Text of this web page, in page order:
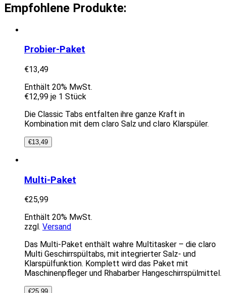
Empfohlene Produkte:
Probier-Paket
€13,49
Enthält 20% MwSt.
€12,99 je 1 Stück
Die Classic Tabs entfalten ihre ganze Kraft in
Kombination mit dem claro Salz und claro Klarspüler.
€13,49
Multi-Paket
€25,99
Enthält 20% MwSt.
zzgl. Versand
Das Multi-Paket enthält wahre Multitasker – die claro
Multi Geschirrspültabs, mit integrierter Salz- und
Klarspülfunktion. Komplett wird das Paket mit
Maschinenpfleger und Rhabarber Hangeschirrspülmittel.
€25,99